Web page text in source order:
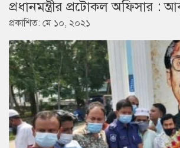
প্রধানমন্ত্রীর প্রটোকল অফিসার :
প্রকাশিত: মে ১০, ২০২১